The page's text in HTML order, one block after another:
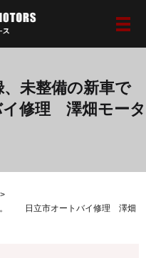
メ
未整備の新車で
修理 澤畑モータ
。 日立市オートバイ修理 澤畑